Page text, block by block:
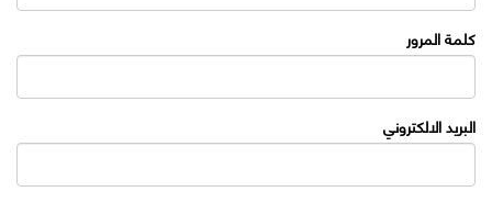
كلمة المرور
البريد الالكتروني